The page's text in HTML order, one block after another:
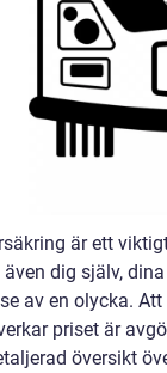
är ett
dig själv,
av en olycka.
priset är
översikt